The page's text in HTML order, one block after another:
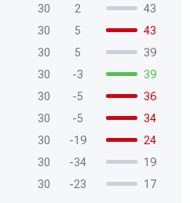
30 2
43
30 5
43
30 5
39
30 -3
39
30 -5
36
30 -5
34
30 -19
24
30 -34
19
30 -23 17